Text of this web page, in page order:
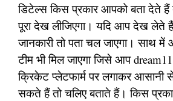
डिटेल्स किस प्रकार आपको बता देते
पूरा देख लीजिएगा। यदि आप देख लेते
जानकारी तो पता चल जाएगा। साथ में
टीम भी मिल जाएगा जिसे आप
क्रिकेट प्लेटफार्म पर लगाकर आसानी
सकते हैं तो चलिए बताते हैं। किस